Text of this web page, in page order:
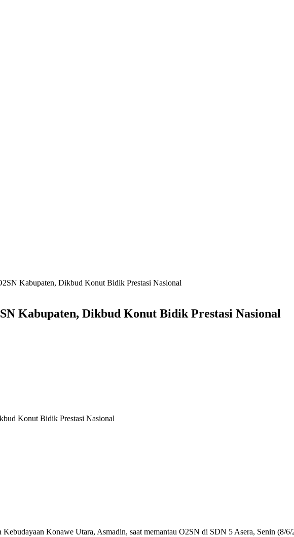
Kabupaten, Dikbud Konut Bidik Prestasi Nasional
Kabupaten, Dikbud Konut Bidik Prestasi Nasional
Konut Bidik Prestasi Nasional
Konawe Utara, Asmadin, saat memantau O2SN di SDN 5 Asera, Senin (8/6/